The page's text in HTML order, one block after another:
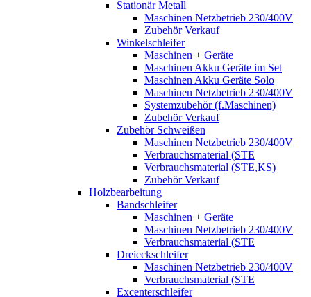
Stationär Metall
Maschinen Netzbetrieb 230/400V
Zubehör Verkauf
Winkelschleifer
Maschinen + Geräte
Maschinen Akku Geräte im Set
Maschinen Akku Geräte Solo
Maschinen Netzbetrieb 230/400V
Systemzubehör (f.Maschinen)
Zubehör Verkauf
Zubehör Schweißen
Maschinen Netzbetrieb 230/400V
Verbrauchsmaterial (STE
Verbrauchsmaterial (STE,KS)
Zubehör Verkauf
Holzbearbeitung
Bandschleifer
Maschinen + Geräte
Maschinen Netzbetrieb 230/400V
Verbrauchsmaterial (STE
Dreieckschleifer
Maschinen Netzbetrieb 230/400V
Verbrauchsmaterial (STE
Excenterschleifer